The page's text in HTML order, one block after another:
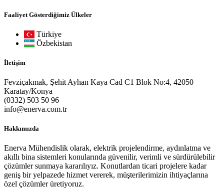
Faaliyet Gösterdiğimiz Ülkeler
Türkiye
Özbekistan
İletişim
Fevziçakmak, Şehit Ayhan Kaya Cad C1 Blok No:4, 42050
Karatay/Konya
(0332) 503 50 96
info@enerva.com.tr
Hakkımızda
Enerva Mühendislik olarak, elektrik projelendirme, aydınlatma ve
akıllı bina sistemleri konularında güvenilir, verimli ve sürdürülebilir
çözümler sunmaya kararılıyız. Konutlardan ticari projelere kadar
geniş bir yelpazede hizmet vererek, müşterilerimizin ihtiyaçlarına
özel çözümler üretiyoruz.